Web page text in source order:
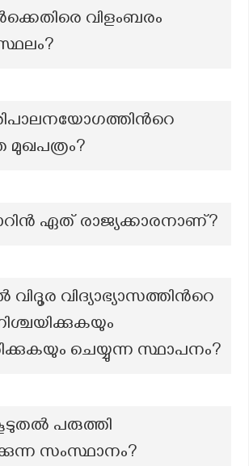
വിളംബരം
സ്ഥലം?
മുഖപത്രം?
ഏത് രാജ്യക്കാരനാണ്?
വിദൂര വിദ്യാഭ്യാസത്തിന്‍റെ
ചെയ്യുന്ന സ്ഥാപനം?
പരുത്തി
സംസ്ഥാനം?